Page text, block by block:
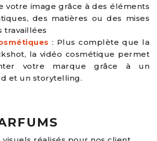
votre image grâce à des éléments
des matières ou des mises
travaillées
: Plus complète que la
la vidéo cosmétique permet
votre marque grâce à un
et un storytelling.